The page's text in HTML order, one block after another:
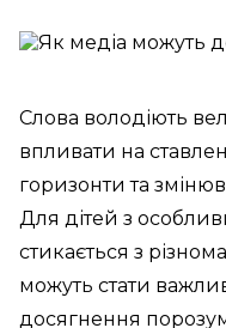
Слова володіють
впливати на
горизонти та
Для дітей з
стикається з
можуть стати
досягнення